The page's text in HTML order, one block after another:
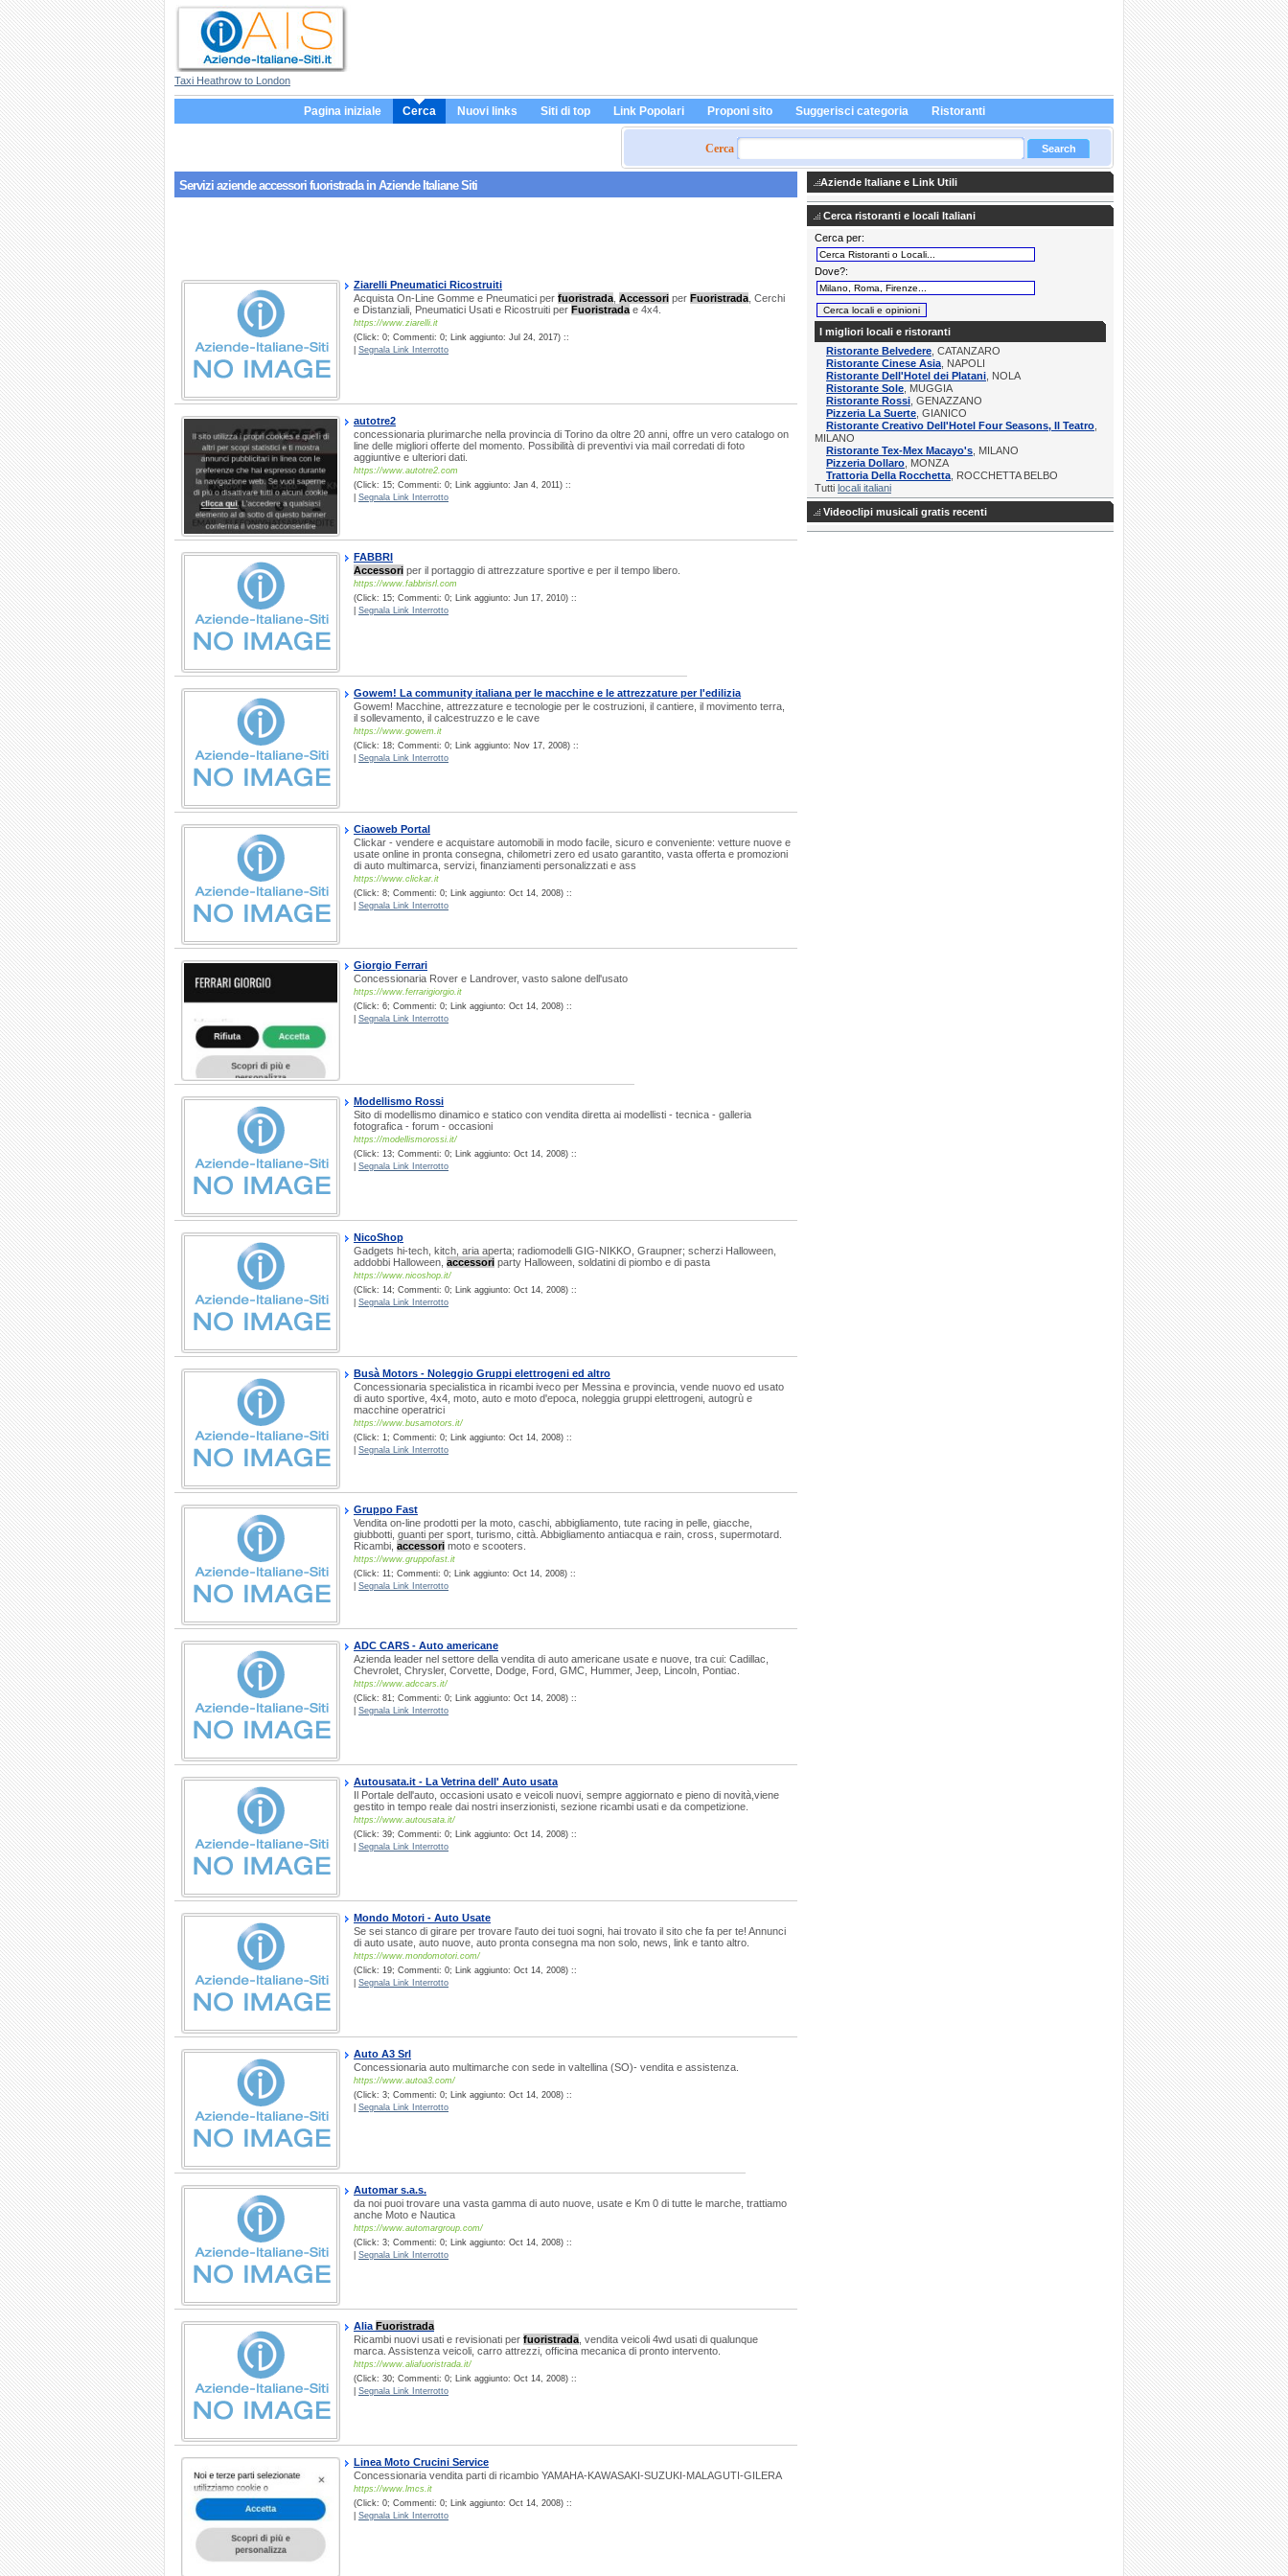
Taxi Heathrow to London
Pagina iniziale Cerca Nuovi links Siti di top Link Popolari Proponi sito Suggerisci categoria Ristoranti
Cerca
Servizi aziendeaccessori fuoristradain Aziende Italiane Siti
Ziarelli Pneumatici Ricostruiti
Acquista On-Line Gomme e Pneumatici per fuoristrada Accessori per Fuoristrada , Cerchi
e Distanziali, Pneumatici Usati e Ricostruiti per Fuoristrada e 4x4.
https://www.ziarelli.it
(Click: 0; Commenti: 0; Link aggiunto: Jul 24, 2017) ::
Segnala Link Interrotto
autotre2
concessionaria plurimarche nella provincia di Torino da oltre 20 anni, offre un vero catalogo on
line delle migliori offerte del momento. Possibilità di preventivi via mail corredati di foto
aggiuntive e ulteriori dati.
https://www.autotre2.com
(Click: 15; Commenti: 0; Link aggiunto: Jan 4, 2011) ::
Segnala Link Interrotto
FABBRI
Accessori per il portaggio di attrezzature sportive e per il tempo libero.
https://www.fabbrisrl.com
(Click: 15; Commenti: 0; Link aggiunto: Jun 17, 2010) ::
Segnala Link Interrotto
Gowem! La community italiana per le macchine e le attrezzature per l'edilizia
Gowem! Macchine, attrezzature e tecnologie per le costruzioni, il cantiere, il movimento terra,
il sollevamento, il calcestruzzo e le cave
https://www.gowem.it
(Click: 18; Commenti: 0; Link aggiunto: Nov 17, 2008) ::
Segnala Link Interrotto
Ciaoweb Portal
Clickar - vendere e acquistare automobili in modo facile, sicuro e conveniente: vetture nuove e
usate online in pronta consegna, chilometri zero ed usato garantito, vasta offerta e promozioni
di auto multimarca, servizi, finanziamenti personalizzati e ass
https://www.clickar.it
(Click: 8; Commenti: 0; Link aggiunto: Oct 14, 2008) ::
Segnala Link Interrotto
Giorgio Ferrari
Concessionaria Rover e Landrover, vasto salone dell'usato
https://www.ferrarigiorgio.it
(Click: 6; Commenti: 0; Link aggiunto: Oct 14, 2008) ::
Segnala Link Interrotto
Modellismo Rossi
Sito di modellismo dinamico e statico con vendita diretta ai modellisti - tecnica - galleria
fotografica - forum - occasioni
https://modellismorossi.it/
(Click: 13; Commenti: 0; Link aggiunto: Oct 14, 2008) ::
Segnala Link Interrotto
NicoShop
Gadgets hi-tech, kitch, aria aperta; radiomodelli GIG-NIKKO, Graupner; scherzi Halloween,
addobbi Halloween, accessori party Halloween, soldatini di piombo e di pasta
https://www.nicoshop.it/
(Click: 14; Commenti: 0; Link aggiunto: Oct 14, 2008) ::
Segnala Link Interrotto
Busà Motors - Noleggio Gruppi elettrogeni ed altro
Concessionaria specialistica in ricambi iveco per Messina e provincia, vende nuovo ed usato
di auto sportive, 4x4, moto, auto e moto d'epoca, noleggia gruppi elettrogeni, autogrù e
macchine operatrici
https://www.busamotors.it/
(Click: 1; Commenti: 0; Link aggiunto: Oct 14, 2008) ::
Segnala Link Interrotto
Gruppo Fast
Vendita on-line prodotti per la moto, caschi, abbigliamento, tute racing in pelle, giacche,
giubbotti, guanti per sport, turismo, città. Abbigliamento antiacqua e rain, cross, supermotard.
Ricambi, accessori moto e scooters.
https://www.gruppofast.it
(Click: 11; Commenti: 0; Link aggiunto: Oct 14, 2008) ::
Segnala Link Interrotto
ADC CARS - Auto americane
Azienda leader nel settore della vendita di auto americane usate e nuove, tra cui: Cadillac,
Chevrolet, Chrysler, Corvette, Dodge, Ford, GMC, Hummer, Jeep, Lincoln, Pontiac.
https://www.adccars.it/
(Click: 81; Commenti: 0; Link aggiunto: Oct 14, 2008) ::
Segnala Link Interrotto
Autousata.it - La Vetrina dell' Auto usata
Il Portale dell'auto, occasioni usato e veicoli nuovi, sempre aggiornato e pieno di novità,viene
gestito in tempo reale dai nostri inserzionisti, sezione ricambi usati e da competizione.
https://www.autousata.it/
(Click: 39; Commenti: 0; Link aggiunto: Oct 14, 2008) ::
Segnala Link Interrotto
Mondo Motori - Auto Usate
Se sei stanco di girare per trovare l'auto dei tuoi sogni, hai trovato il sito che fa per te! Annunci
di auto usate, auto nuove, auto pronta consegna ma non solo, news, link e tanto altro.
https://www.mondomotori.com/
(Click: 19; Commenti: 0; Link aggiunto: Oct 14, 2008) ::
Segnala Link Interrotto
Auto A3 Srl
Concessionaria auto multimarche con sede in valtellina (SO)- vendita e assistenza.
https://www.autoa3.com/
(Click: 3; Commenti: 0; Link aggiunto: Oct 14, 2008) ::
Segnala Link Interrotto
Automar s.a.s.
da noi puoi trovare una vasta gamma di auto nuove, usate e Km 0 di tutte le marche, trattiamo
anche Moto e Nautica
https://www.automargroup.com/
(Click: 3; Commenti: 0; Link aggiunto: Oct 14, 2008) ::
Segnala Link Interrotto
Alia Fuoristrada
Ricambi nuovi usati e revisionati per fuoristrada , vendita veicoli 4wd usati di qualunque
marca. Assistenza veicoli, carro attrezzi, officina mecanica di pronto intervento.
https://www.aliafuoristrada.it/
(Click: 30; Commenti: 0; Link aggiunto: Oct 14, 2008) ::
Segnala Link Interrotto
Linea Moto Crucini Service
Concessionaria vendita parti di ricambio YAMAHA-KAWASAKI-SUZUKI-MALAGUTI-GILERA
https://www.lmcs.it
(Click: 0; Commenti: 0; Link aggiunto: Oct 14, 2008) ::
Segnala Link Interrotto
Aziende Italiane e Link Utili
Cerca ristoranti e locali Italiani
Cerca per:
Dove?:
I migliori locali e ristoranti
Ristorante Belvedere , CATANZARO
Ristorante Cinese Asia , NAPOLI
Ristorante Dell'Hotel dei Platani , NOLA
Ristorante Sole , MUGGIA
Ristorante Rossi , GENAZZANO
Pizzeria La Suerte , GIANICO
Ristorante Creativo Dell'Hotel Four Seasons, Il Teatro
MILANO
Ristorante Tex-Mex Macayo's , MILANO
Pizzeria Dollaro , MONZA
Trattoria Della Rocchetta , ROCCHETTA BELBO
Tutti locali italiani
Videoclipi musicali gratis recenti